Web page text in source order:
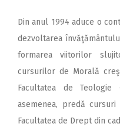
Din anul 1994 aduce o
dezvoltarea
formarea viitorilor
cursurilor de Morală
Facultatea de Teologie
asemenea, predă
Facultatea de Drept din